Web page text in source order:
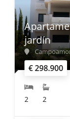
€ 298.900
jardín
2 2